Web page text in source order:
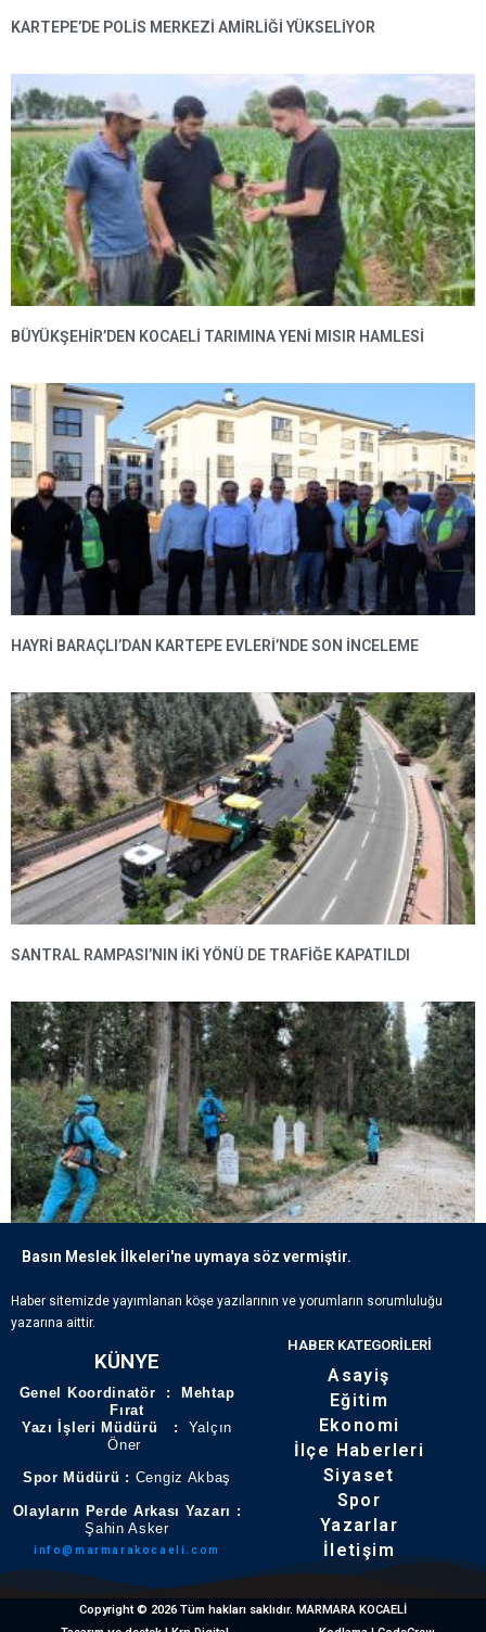
KARTEPE’DE POLIS MERKEZI AMIRLIĞI YÜKSELIYOR
BÜYÜKŞEHIR’DEN KOCAELI TARIMINA YENI MISIR HAMLESI
HAYRI BARAÇLI’DAN KARTEPE EVLERI’NDE SON INCELEME
SANTRAL RAMPASI’NIN IKI YÖNÜ DE TRAFIĞE KAPATILDI
ECDADIN IZLERI BÜYÜKŞEHIR’IN HASSASIYETIYLE YAŞATILIYOR
Basın Meslek İlkeleri'ne uymaya söz vermiştir.
Haber sitemizde yayımlanan köşe yazılarının ve yorumların sorumluluğu
yazarına aittir.
KÜNYE
Genel Koordinatör : Mehtap
Fırat
Yazı İşleri Müdürü : Yalçın
Öner
Spor Müdürü : Cengiz Akbaş
Olayların Perde Arkası Yazarı :
Şahin Asker
info@marmarakocaeli.com
HABER KATEGORILERI
Asayiş
Eğitim
Ekonomi
İlçe Haberleri
Siyaset
Spor
Yazarlar
İletişim
Copyright © 2026 Tüm hakları saklıdır. MARMARA KOCAELİ